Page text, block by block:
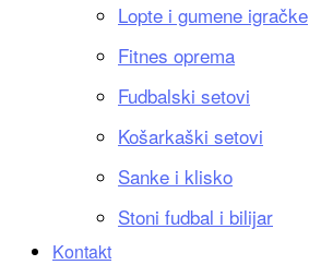
Lopte i gumene igračke
Fitnes oprema
Fudbalski setovi
Košarkaški setovi
Sanke i klisko
Stoni fudbal i bilijar
Kontakt